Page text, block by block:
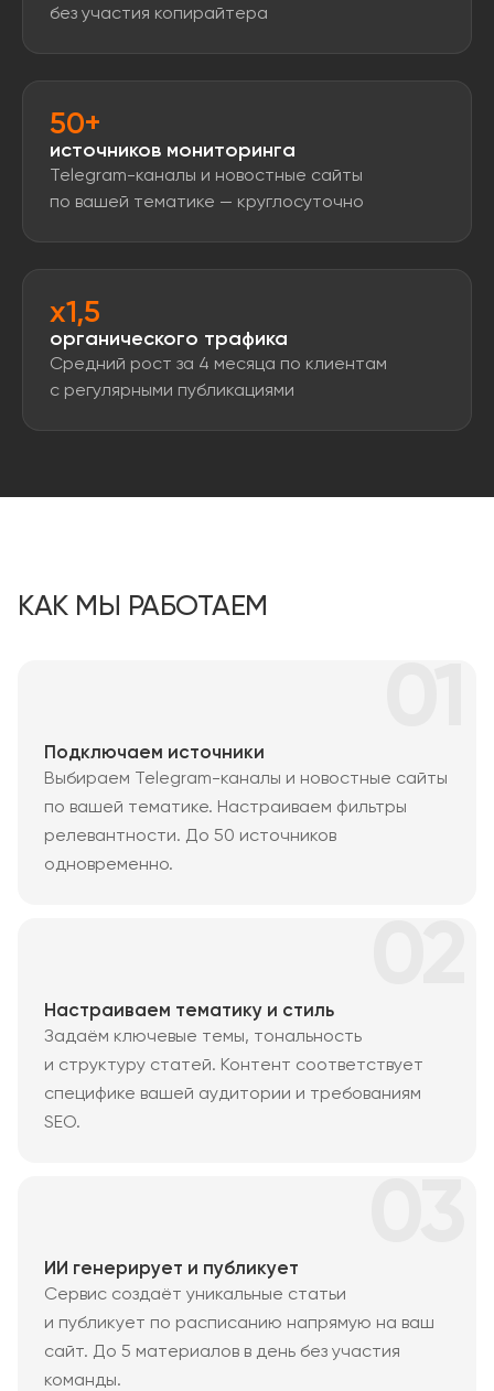
без участия копирайтера
50+
источников мониторинга
Telegram-каналы и новостные сайты
по вашей тематике — круглосуточно
x1,5
органического трафика
Средний рост за 4 месяца по клиентам
с регулярными публикациями
КАК МЫ РАБОТАЕМ
Подключаем источники
Выбираем Telegram-каналы и новостные сайты
по вашей тематике. Настраиваем фильтры
релевантности. До 50 источников
одновременно.
Настраиваем тематику и стиль
Задаём ключевые темы, тональность
и структуру статей. Контент соответствует
специфике вашей аудитории и требованиям
SEO.
ИИ генерирует и публикует
Сервис создаёт уникальные статьи
и публикует по расписанию напрямую на ваш
сайт. До 5 материалов в день без участия
команды.